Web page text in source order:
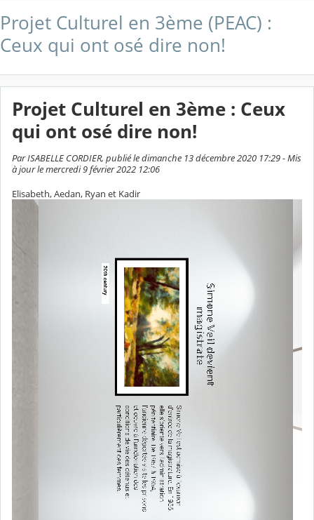
Projet Culturel en 3ème (PEAC) :
Ceux qui ont osé dire non!
Projet Culturel en 3ème : Ceux
qui ont osé dire non!
Par ISABELLE CORDIER, publié le dimanche 13 décembre 2020 17:29 - Mis
à jour le mercredi 9 février 2022 12:06
Elisabeth, Aedan, Ryan et Kadir